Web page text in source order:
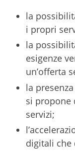
la
i propri
la
esigenze
un’offerta
la
si propone
servizi;
digitali che